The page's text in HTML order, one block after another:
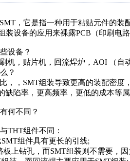
，它是指一种用于粘贴元件的装
装设备的应用来裸露PCB（印刷电
设备？
机，贴片机，回流焊炉，AOI （自
？
，，SMT组装导致更高的装配密
缺陷率，更高频率，更低的成本等
何不同？
THT组件不同：
组件具有更长的引线;
上钻孔，而SMT组装则不需要，